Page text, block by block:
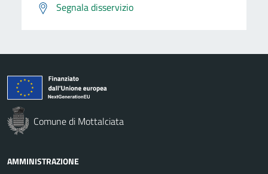
Segnala disservizio
Comune di Mottalciata
AMMINISTRAZIONE